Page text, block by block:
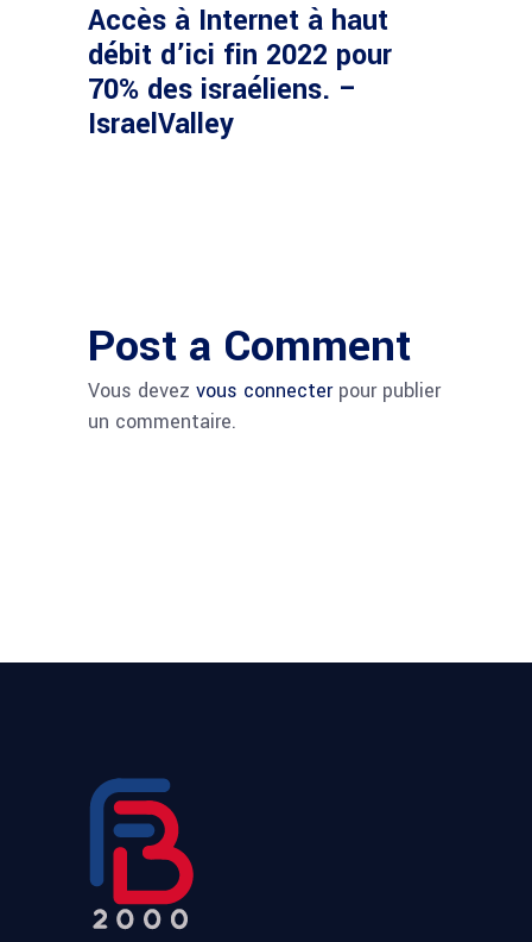
Accès à Internet à haut
débit d’ici fin 2022 pour
70% des israéliens. –
IsraelValley
Post a Comment
Vous devez vous connecterpour publier
un commentaire.